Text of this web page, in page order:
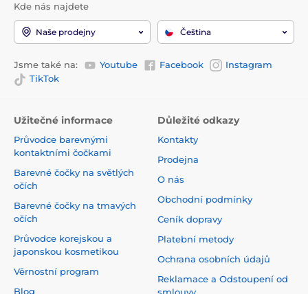
Kde nás najdete
Naše prodejny Čeština
Jsme také na: Youtube Facebook
Instagram
TikTok
Užitečné informace
Průvodce barevnými
kontaktními čočkami
Barevné čočky na světlých
očích
Barevné čočky na tmavých
očích
Průvodce korejskou a
japonskou kosmetikou
Věrnostní program
Blog
Důležité odkazy
Kontakty
Prodejna
O nás
Obchodní podmínky
Ceník dopravy
Platební metody
Ochrana osobních údajů
Reklamace a Odstoupení od
smlouvy